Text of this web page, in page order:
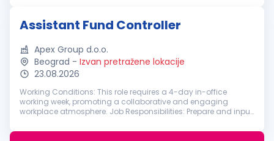
Assistant Fund Controller
Apex Group d.o.o.
Beograd - Izvan pretražene lokacije
23.08.2026
Working Conditions: This role requires a 4-day in-office
working week, promoting a collaborative and engaging
workplace atmosphere. Job Responsibilities: Prepare and input
including footnotes...